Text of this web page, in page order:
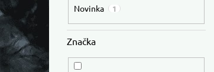
Novinka 1
Značka